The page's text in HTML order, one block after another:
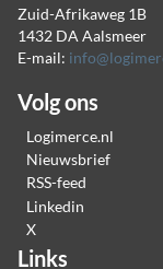
Zuid-Afrikaweg 1B
1432 DA Aalsmeer
E-mail:
Volg ons
Logimerce.nl
Nieuwsbrief
RSS-feed
Linkedin
X
Links